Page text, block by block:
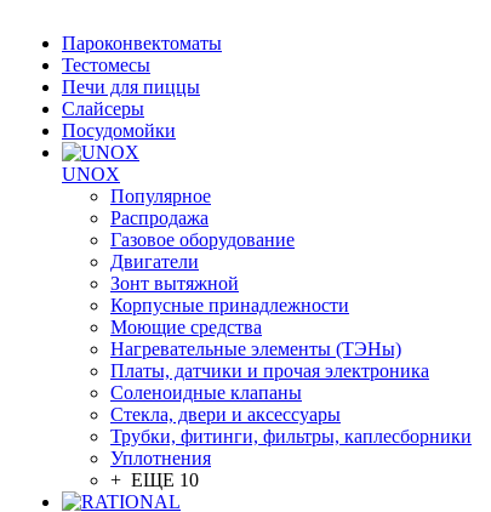
Пароконвектоматы
Тестомесы
Печи для пиццы
Слайсеры
Посудомойки
UNOX
Популярное
Распродажа
Газовое оборудование
Двигатели
Зонт вытяжной
Корпусные принадлежности
Моющие средства
Нагревательные элементы (ТЭНы)
Платы, датчики и прочая электроника
Соленоидные клапаны
Стекла, двери и аксессуары
Трубки, фитинги, фильтры, каплесборники
Уплотнения
+ ЕЩЕ 10